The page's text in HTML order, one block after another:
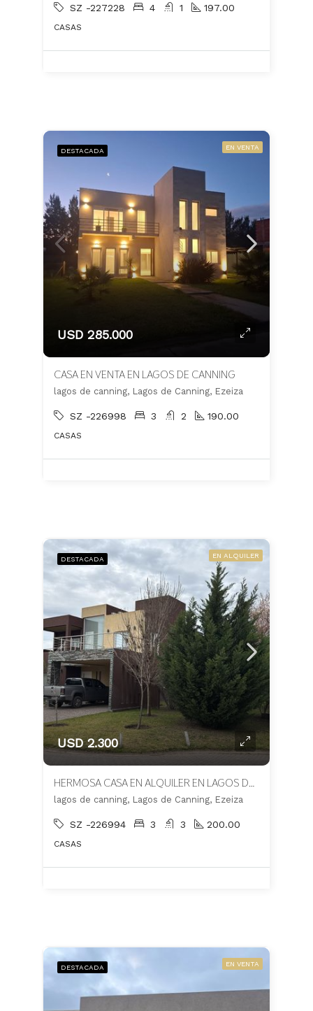
SZ -227228 4 1 197.00
CASAS
DESTACADA EN VENTA
USD 285.000
CASA EN VENTA EN LAGOS DE CANNING
lagos de canning, Lagos de Canning, Ezeiza
SZ -226998 3 2 190.00
CASAS
DESTACADA EN ALQUILER
USD 2.300
HERMOSA CASA EN ALQUILER EN LAGOS DE CANNING
lagos de canning, Lagos de Canning, Ezeiza
SZ -226994 3 3 200.00
CASAS
DESTACADA EN VENTA